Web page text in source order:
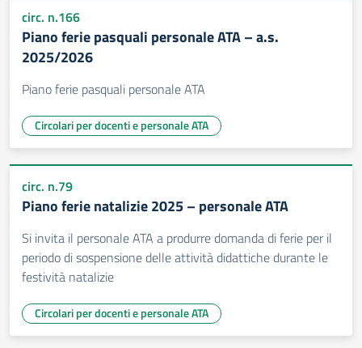
circ. n.166
Piano ferie pasquali personale ATA – a.s.
2025/2026
Piano ferie pasquali personale ATA
Circolari per docenti e personale ATA
circ. n.79
Piano ferie natalizie 2025 – personale ATA
Si invita il personale ATA a produrre domanda di ferie per il
periodo di sospensione delle attività didattiche durante le
festività natalizie
Circolari per docenti e personale ATA